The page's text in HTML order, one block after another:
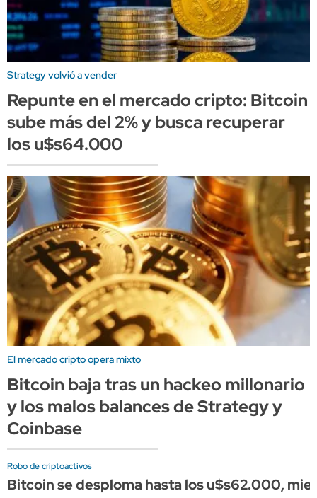
Strategy volvió a vender
Repunte en el mercado cripto: Bitcoin
sube más del 2% y busca recuperar
los u$s64.000
El mercado cripto opera mixto
Bitcoin baja tras un hackeo millonario
y los malos balances de Strategy y
Coinbase
Robo de criptoactivos
Bitcoin se desploma hasta los u$s62.000,